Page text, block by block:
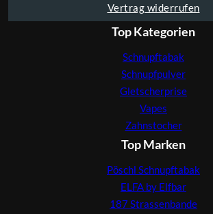
Vertrag widerrufen
Top Kategorien
Schnupftabak
Schnupfpulver
Gletscherprise
Vapes
Zahnstocher
Top Marken
Pöschl Schnupftabak
ELFA by Elfbar
187 Strassenbande